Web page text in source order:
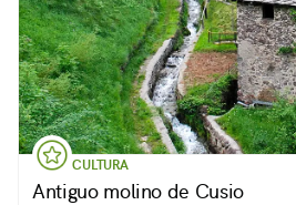
CULTURA
Antiguo molino de Cusio